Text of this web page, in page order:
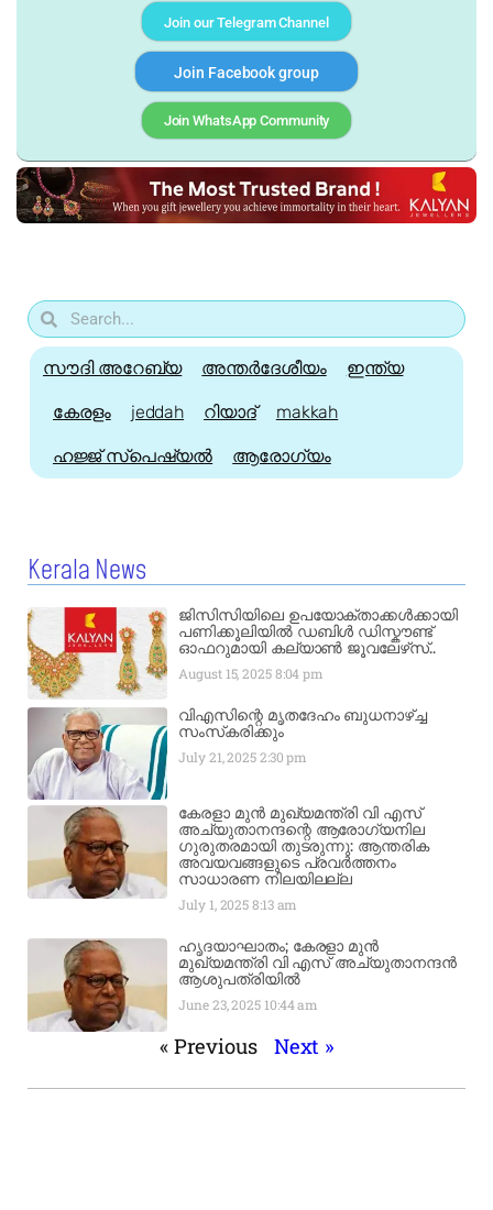
Join our Telegram Channel
Join Facebook group
Join WhatsApp Community
സൗദി അറേബ്യ അന്തർദേശീയം ഇന്ത്യ
കേരളം jeddah റിയാദ് makkah
ഹജ്ജ്‌ സ്പെഷ്യൽ ആരോഗ്യം
Kerala News
ജിസിസിയിലെ ഉപയോക്താക്കൾക്കായി
പണിക്കൂലിയിൽ ഡബിൾ ഡിസ്കൗണ്ട്
ഓഫറുമായി കല്യാൺ ജൂവലേഴ്‌സ്..
August 15, 20258:04 pm
വിഎസിന്റെ മൃതദേഹം ബുധനാഴ്ച്ച
സംസ്‌കരിക്കും
July 21, 20252:30 pm
കേരളാ മുൻ മുഖ്യമന്ത്രി വി എസ്
അച്യുതാനന്ദന്റെ ആരോഗ്യനില
ഗുരുതരമായി തുടരുന്നു: ആന്തരിക
അവയവങ്ങളുടെ പ്രവർത്തനം
സാധാരണ നിലയിലല്ല
July 1, 20258:13 am
ഹൃദയാഘാതം; കേരളാ മുൻ
മുഖ്യമന്ത്രി വി എസ് അച്യുതാനന്ദൻ
ആശുപത്രിയിൽ
June 23, 2025 10:44 am
« Previous Next »